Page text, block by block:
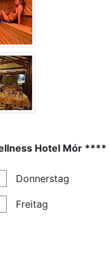
Hotel Mór ****
Donnerstag
Freitag